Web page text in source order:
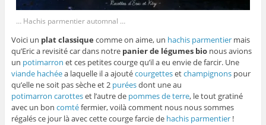
… Hachis parmentier automnal …
Voici un plat classique comme on aime, un hachis parmentiermais
qu’Eric a revisité car dans notre panier de légumes bionous avions
un potimarron et ces petites courge qu’il a eu envie de farcir. Une
viande hachéea laquelle il a ajoutécourgettesetchampignonspour
qu’elle ne soit pas sèche et 2 puréesdont une au
potimarron carotteset l’autre de pommes de terre, le tout gratiné
avec un bon comtéfermier, voilà comment nous nous sommes
régalés ce jour là avec cette courge farcie de hachis parmentier!